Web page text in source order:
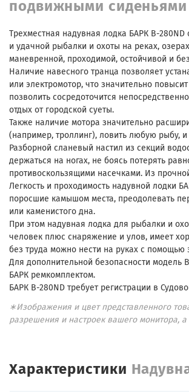
подвижными сиденьями
Трехместная надувная лодка БАРК B-
и удачной рыбалки и охоты на реках,
маневренной, проходимой, остойчивой и
Наличие навесного транца позволяет
или электромотор, что значительно
позволить сосредоточится
отдых от городской суеты.
Также наличие мотора значительно
(например, троллинг), ловить любую рыбу,
Разборной сланевый настил из секций
держаться на ногах, не боясь потерять
противоскользящими насечками. Из
Легкость и проходимость надувной лодки
поросшие камышом места, преодолевать
или каменистого дна.
При этом надувная лодка для рыбалки и
человек плюс снаряжение и улов, имеет
без труда можно нести на руках с
Для дополнительной безопасности
БАРК ремкомплектом.
БАРК B-280ND требует регистрации в
∗Изображения и цвет представленного
разрешения и настроек вашего монитора,
Характеристики